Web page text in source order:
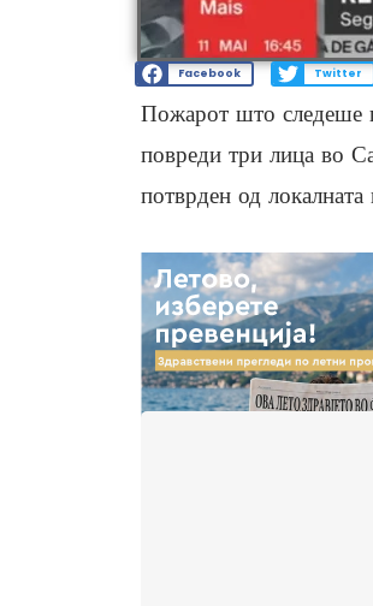
Facebook Twitter
Пожарот што следеше
повреди три лица во
потврден од